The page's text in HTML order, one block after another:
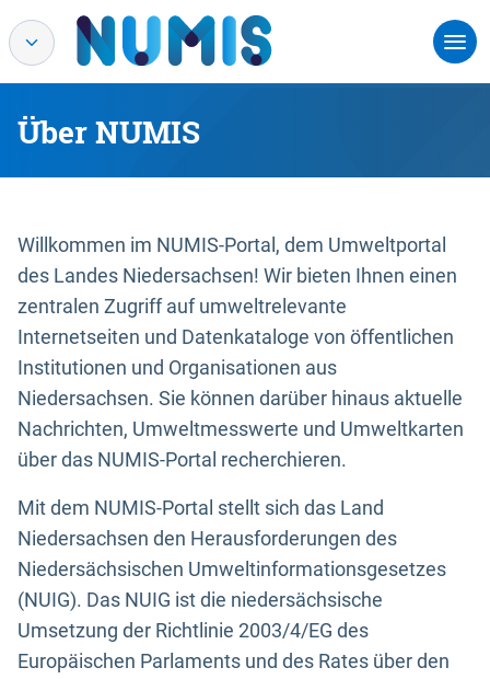
Über NUMIS
Willkommen im NUMIS-Portal, dem Umweltportal
des Landes Niedersachsen! Wir bieten Ihnen einen
zentralen Zugriff auf umweltrelevante
Internetseiten und Datenkataloge von öffentlichen
Institutionen und Organisationen aus
Niedersachsen. Sie können darüber hinaus aktuelle
Nachrichten, Umweltmesswerte und Umweltkarten
über das NUMIS-Portal recherchieren.
Mit dem NUMIS-Portal stellt sich das Land
Niedersachsen den Herausforderungen des
Niedersächsischen Umweltinformationsgesetzes
(NUIG). Das NUIG ist die niedersächsische
Umsetzung der Richtlinie 2003/4/EG des
Europäischen Parlaments und des Rates über den